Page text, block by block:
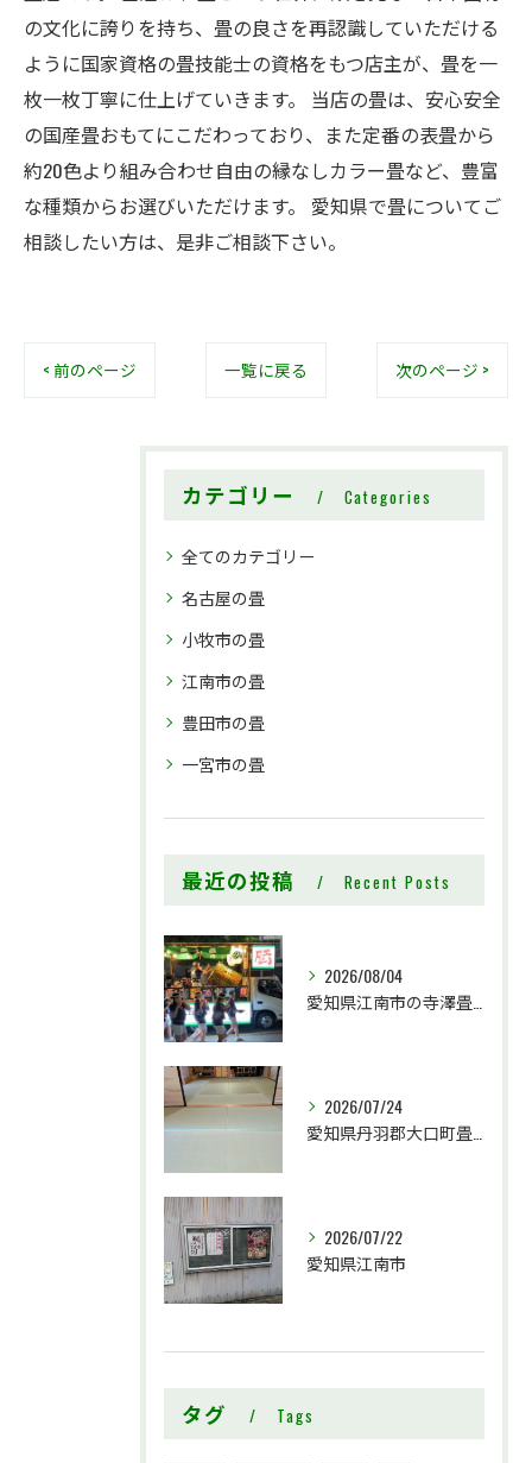
の文化に誇りを持ち、畳の良さを再認識していただける
ように国家資格の畳技能士の資格をもつ店主が、畳を一
枚一枚丁寧に仕上げていきます。 当店の畳は、安心安全
の国産畳おもてにこだわっており、また定番の表畳から
約20色より組み合わせ自由の縁なしカラー畳など、豊富
な種類からお選びいただけます。 愛知県で畳についてご
相談したい方は、是非ご相談下さい。
< 前のページ 一覧に戻る 次のページ >
カテゴリー Categories
全てのカテゴリー
名古屋の畳
小牧市の畳
江南市の畳
豊田市の畳
一宮市の畳
最近の投稿 Recent Posts
2026/08/04
2026/07/24
2026/07/22
愛知県江南市
タグ Tags